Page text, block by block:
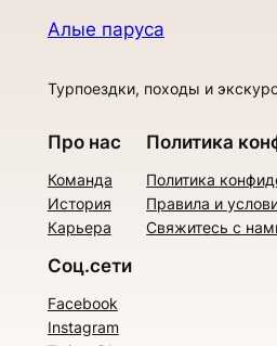
Алые паруса
Турпоездки, походы и
Про нас
Команда
История
Карьера
Политика
Политика
Правила и
Свяжитесь с
Соц.сети
Facebook
Instagram